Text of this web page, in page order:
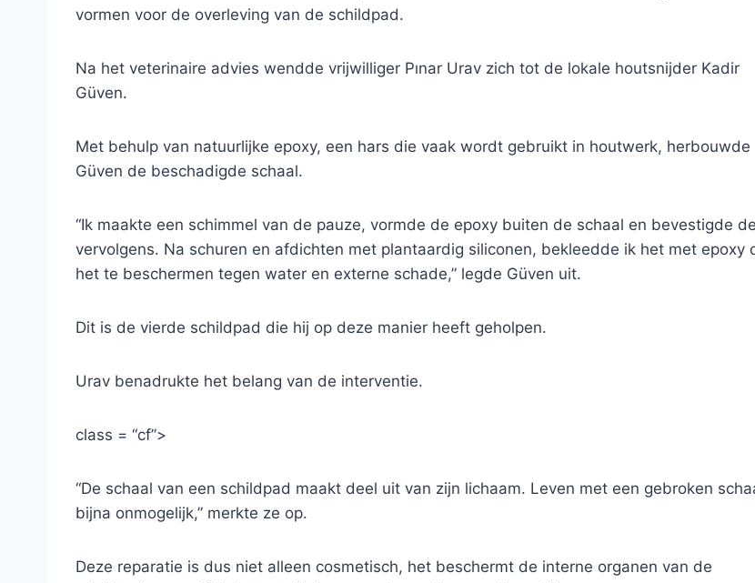
vormen voor de overleving van de schildpad.
Na het veterinaire advies wendde vrijwilliger Pınar Urav zich tot de lokale houtsnijder Kadir
Güven.
Met behulp van natuurlijke epoxy, een hars die vaak wordt gebruikt in houtwerk, herbouwde
Güven de beschadigde schaal.
“Ik maakte een schimmel van de pauze, vormde de epoxy buiten de schaal en bevestigde
vervolgens. Na schuren en afdichten met plantaardig siliconen, bekleedde ik het met epoxy
het te beschermen tegen water en externe schade,” legde Güven uit.
Dit is de vierde schildpad die hij op deze manier heeft geholpen.
Urav benadrukte het belang van de interventie.
class = “cf”>
“De schaal van een schildpad maakt deel uit van zijn lichaam. Leven met een gebroken
bijna onmogelijk,” merkte ze op.
Deze reparatie is dus niet alleen cosmetisch, het beschermt de interne organen van de